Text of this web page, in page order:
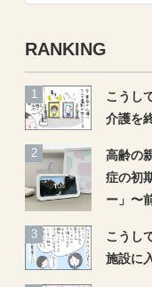
索
RANKING
こうし
介護を
高齢の
症の初
ー」〜
こうし
施設に